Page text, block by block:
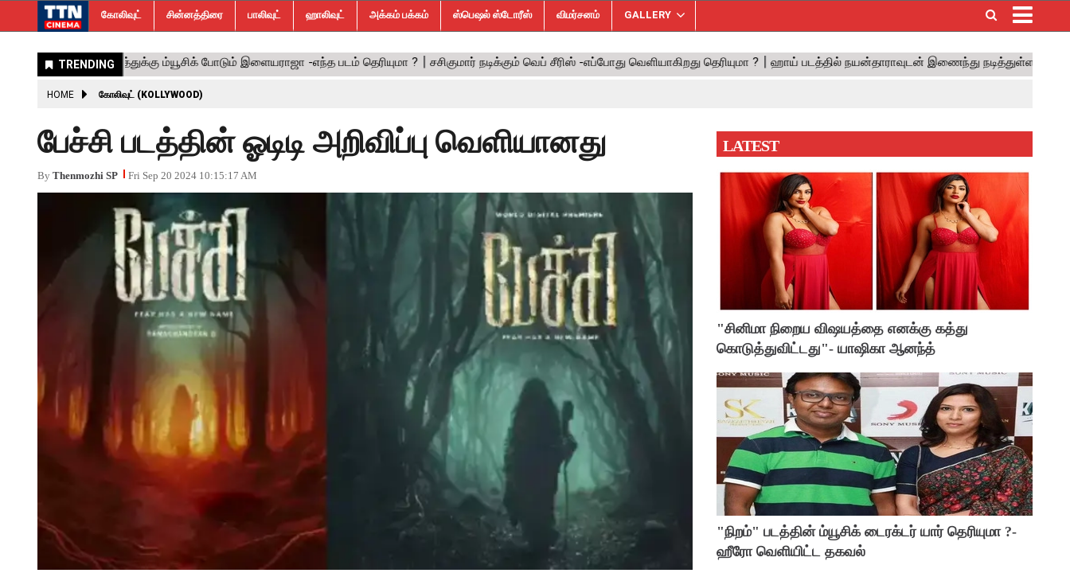
கோலிவுட் சின்னத்திரை பாலிவுட் ஹாலிவுட் அக்கம் பக்கம் ஸ்பெஷல் ஸ்டோரீஸ் விமர்சனம் GALLERY
HOME கோலிவுட் (KOLLYWOOD)
பேச்சி படத்தின் ஓடிடி அறிவிப்பு வெளியானது
By Thenmozhi SP Fri Sep 20 2024 10:15:17 AM
LATEST
"சினிமா நிறைய விஷயத்தை எனக்கு கத்து
கொடுத்துவிட்டது"- யாஷிகா ஆனந்த்
"நிறம்" படத்தின் ம்யூசிக் டைரக்டர் யார் தெரியுமா ?-
ஹீரோ வெளியிட்ட தகவல்